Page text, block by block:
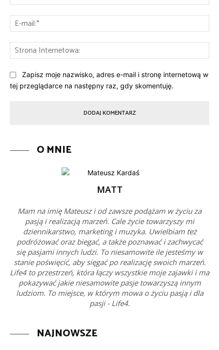
Zapisz moje nazwisko, adres e-mail i stronę internetową w
tej przeglądarce na następny raz, gdy skomentuję.
O MNIE
MATT
Mam na imię Mateusz i od zawsze podążam w życiu za
pasją i realizacją marzeń. Cale życie towarzyszy mi
dziennikarstwo, marketing i muzyka. Uwielbiam też
podróżować oraz biegać, a także poznawać i zachwycać
się pasjami innych ludzi. To niesamowite ile jesteśmy w
stanie poświęcić, aby sięgać po realizację swoich marzeń.
Life4 to przestrzeń, która łączy wszystkie moje zajawki i ma
pokazywać jakie niesamowite pasje towarzyszą innym
ludziom. To miejsce, w którym mowa o życiu pasją i dla
pasji - Life4.
NAJNOWSZE